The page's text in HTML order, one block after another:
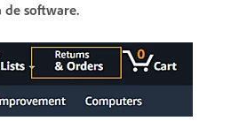
software.